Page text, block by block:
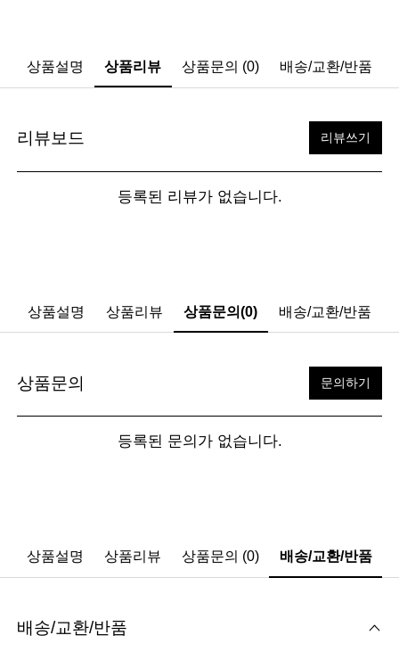
상품설명 상품리뷰 상품문의 (0) 배송/교환/반품
리뷰보드 리뷰쓰기
등록된 리뷰가 없습니다.
상품설명 상품리뷰 상품문의(0) 배송/교환/반품
상품문의 문의하기
등록된 문의가 없습니다.
상품설명 상품리뷰 상품문의 (0) 배송/교환/반품
배송/교환/반품